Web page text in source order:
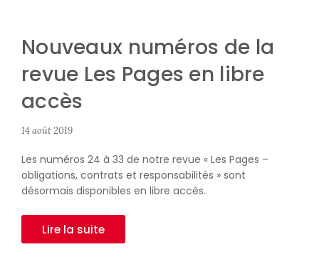
Nouveaux numéros de la
revue Les Pages en libre
accès
14 août 2019
Les numéros 24 à 33 de notre revue « Les Pages –
obligations, contrats et responsabilités » sont
désormais disponibles en libre accès.
Lire la suite